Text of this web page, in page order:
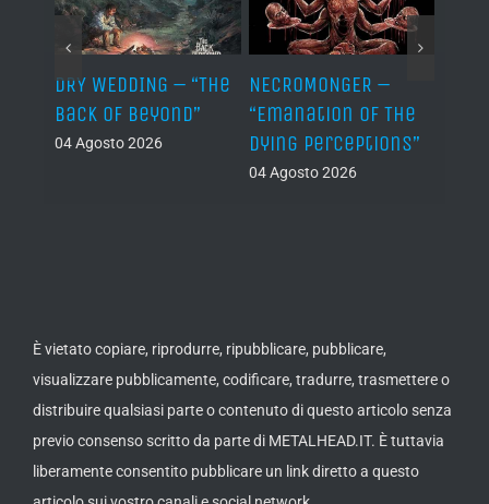
DRY WEDDING – “The
Back Of Beyond”
04 Agosto 2026
NECROMONGER –
“Emanation Of The
Dying Perceptions”
04 Agosto 2026
È vietato copiare, riprodurre, ripubblicare, pubblicare,
visualizzare pubblicamente, codificare, tradurre, trasmettere o
distribuire qualsiasi parte o contenuto di questo articolo senza
previo consenso scritto da parte di METALHEAD.IT. È tuttavia
liberamente consentito pubblicare un link diretto a questo